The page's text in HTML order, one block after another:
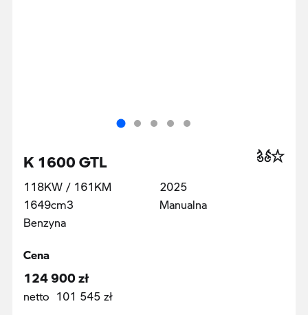
K 1600 GTL
118KW / 161KM
1649cm3
Benzyna
2025
Manualna
Cena
124 900 zł
netto 101 545 zł